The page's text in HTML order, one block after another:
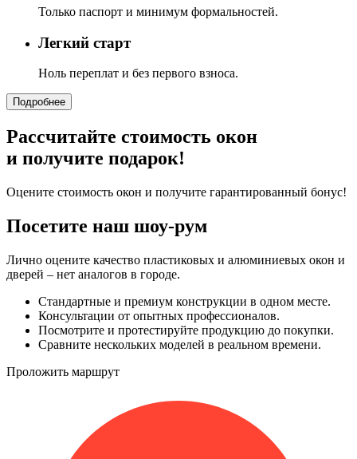
Только паспорт и минимум формальностей.
Легкий старт
Ноль переплат и без первого взноса.
Подробнее
Рассчитайте стоимость окон
и получите подарок!
Оцените стоимость окон и получите гарантированный бонус!
Посетите наш шоу-рум
Лично оцените качество пластиковых и алюминиевых окон и
дверей – нет аналогов в городе.
Стандартные и премиум конструкции в одном месте.
Консультации от опытных профессионалов.
Посмотрите и протестируйте продукцию до покупки.
Сравните нескольких моделей в реальном времени.
Проложить маршрут